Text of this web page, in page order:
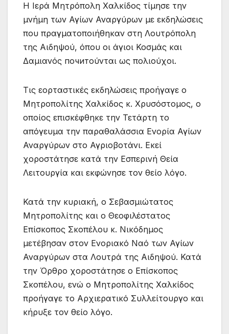
Η Ιερά Μητρόπολη Χαλκίδος τίμησε την
μνήμη των Αγίων Αναργύρων με εκδηλώσεις
που πραγματοποιήθηκαν στη Λουτρόπολη
της Αιδηψού, όπου οι άγιοι Κοσμάς και
Δαμιανός почитούνται ως πολιούχοι.
Τις εορταστικές εκδηλώσεις προήγαγε ο
Μητροπολίτης Χαλκίδος κ. Χρυσόστομος, ο
οποίος επισκέφθηκε την Τετάρτη το
απόγευμα την παραθαλάσσια Ενορία Αγίων
Αναργύρων στο Αγριοβοτάνι. Εκεί
χοροστάτησε κατά την Εσπερινή Θεία
Λειτουργία και εκφώνησε τον θείο λόγο.
Κατά την κυριακή, ο Σεβασμιώτατος
Μητροπολίτης και ο Θεοφιλέστατος
Επίσκοπος Σκοπέλου κ. Νικόδημος
μετέβησαν στον Ενοριακό Ναό των Αγίων
Αναργύρων στα Λουτρά της Αιδηψού. Κατά
την Όρθρο χοροστάτησε ο Επίσκοπος
Σκοπέλου, ενώ ο Μητροπολίτης Χαλκίδος
προήγαγε το Αρχιερατικό Συλλείτουργο και
κήρυξε τον θείο λόγο.